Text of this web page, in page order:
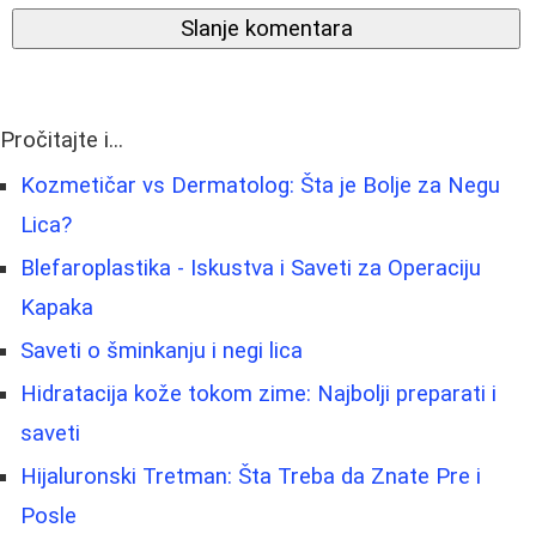
Slanje komentara
Pročitajte i...
Kozmetičar vs Dermatolog: Šta je Bolje za Negu
Lica?
Blefaroplastika - Iskustva i Saveti za Operaciju
Kapaka
Saveti o šminkanju i negi lica
Hidratacija kože tokom zime: Najbolji preparati i
saveti
Hijaluronski Tretman: Šta Treba da Znate Pre i
Posle